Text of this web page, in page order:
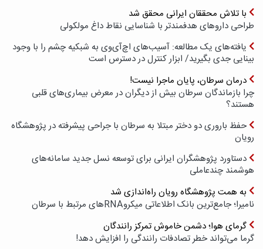
با تلاش محققان ایرانی محقق شد
طراحی داروهای هدفمندتر با شناسایی نقاط داغ مولکولی
یافته‌های یک مطالعه: آسیب‌های اچ‌آی‌وی به شبکیه چشم را با وجود
بینایی جدی بگیرید/ ابزار کنترل در دسترس است
درمان سرطان، پایان ماجرا نیست!
چرا بازماندگان سرطان بیش از دیگران در معرض بیماری‌های قلبی
هستند؟
حفظ باروری دو دختر مبتلا به سرطان با جراحی پیشرفته در پژوهشگاه
رویان
دستاورد پژوهشگران ایرانی برای توسعه نسل جدید سامانه‌های
هوشمند چندعاملی
به همت پژوهشگاه رویان راه‌اندازی شد
نامیرا؛ جامع‌ترین بانک اطلاعاتی میکروRNAهای مرتبط با سرطان
گرمای هوا؛ دشمن خاموش تمرکز رانندگان
گرما می‌تواند خطر تصادفات رانندگی را افزایش دهد!